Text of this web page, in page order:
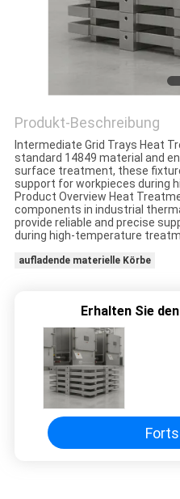
TRETEN
SIE
MIT
UNS
IN
VERBINDUNG
FORDERN
ZITAT
Produkt-Beschreibung
Intermediate Grid Trays Heat
standard 14849 material and
surface treatment, these
support for workpieces during
Product Overview Heat
components in industrial
provide reliable and precise
during high-temperature
aufladende materielle Körbe
Erhalten Sie